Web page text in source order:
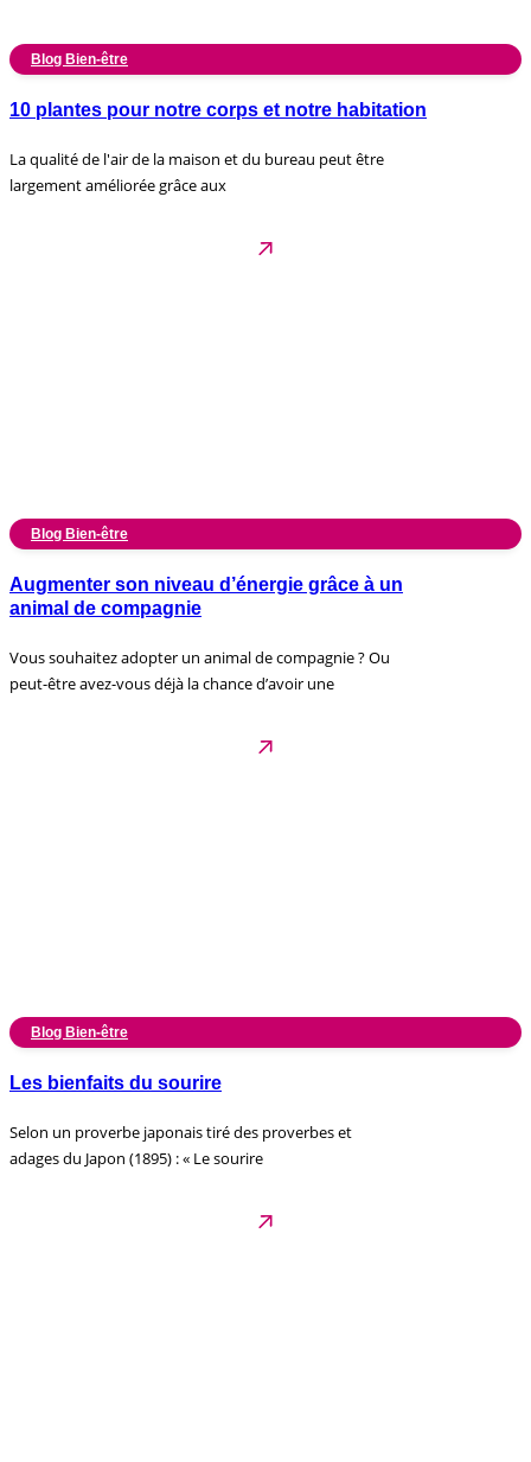
Blog Bien-être
10 plantes pour notre corps et notre habitation
La qualité de l'air de la maison et du bureau peut être
largement améliorée grâce aux
Blog Bien-être
Augmenter son niveau d’énergie grâce à un
animal de compagnie
Vous souhaitez adopter un animal de compagnie ? Ou
peut-être avez-vous déjà la chance d’avoir une
Blog Bien-être
Les bienfaits du sourire
Selon un proverbe japonais tiré des proverbes et
adages du Japon (1895) : « Le sourire